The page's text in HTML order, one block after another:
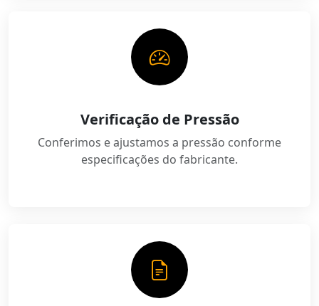
Verificação de Pressão
Conferimos e ajustamos a pressão conforme
especificações do fabricante.